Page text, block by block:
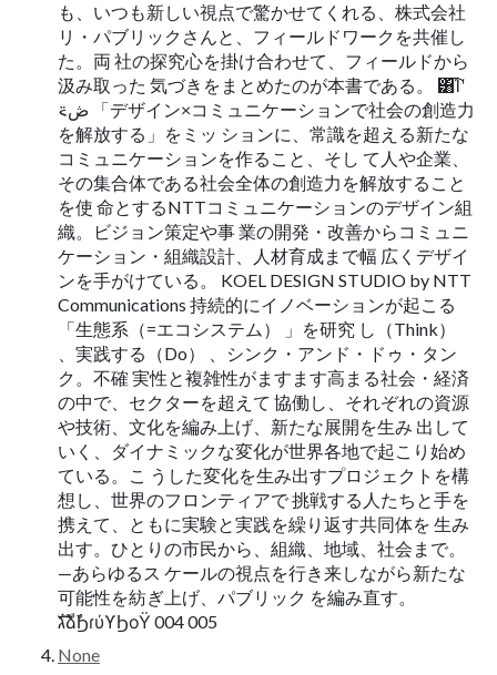
も、いつも新しい視点で驚かせてくれる、株式会社
リ・パブリックさんと、フィールドワークを共催し
た。両 社の探究心を掛け合わせて、フィールドから
汲み取った 気づきをまとめたのが本書である。 ͸͡Ίʹ
ڞ࠵ 「デザイン×コミュニケーションで社会の創造力
を解放する」をミッ ションに、常識を超える新たな
コミュニケーションを作ること、そし て人や企業、
その集合体である社会全体の創造力を解放すること
を使 命とするNTTコミュニケーションのデザイン組
織。ビジョン策定や事 業の開発・改善からコミュニ
ケーション・組織設計、人材育成まで幅 広くデザイ
ンを手がけている。 KOEL DESIGN STUDIO by NTT
Communications 持続的にイノベーションが起こる
「生態系（=エコシステム） 」を研究 し（Think）
、実践する（Do） 、シンク・アンド・ドゥ・タン
ク。不確 実性と複雑性がますます高まる社会・経済
の中で、セクターを超えて 協働し、それぞれの資源
や技術、文化を編み上げ、新たな展開を生み 出して
いく、ダイナミックな変化が世界各地で起こり始め
ている。こ うした変化を生み出すプロジェクトを構
想し、世界のフロンティアで 挑戦する人たちと手を
携えて、ともに実験と実践を繰り返す共同体を 生み
出す。ひとりの市民から、組織、地域、社会まで。
—あらゆるス ケールの視点を行き来しながら新たな
可能性を紡ぎ上げ、パブリック を編み直す。
גࣜձࣾϦɾύϒϦοΫ 004 005
None